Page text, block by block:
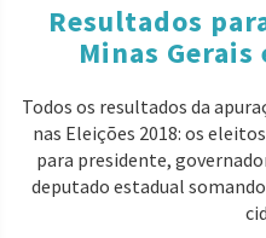
Resultados
Minas Gerais
Todos os resultados da
nas Eleições 2018: os
para presidente,
deputado estadual